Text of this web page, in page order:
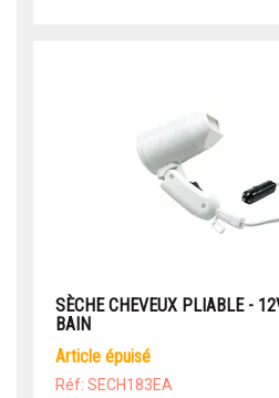
SÈCHE CHEVEUX PLIABLE -
BAIN
article épuisé
Réf: SECH183EA